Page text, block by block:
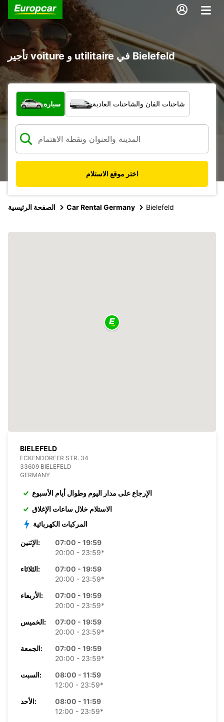
تأجير voiture و utilitaire في Bielefeld
ما نوع المركبة؟
سيارة شاحنات الفان والشاحنات العادية
اختر موقع الاستلام
الصفحة الرئيسية Car Rental Germany Bielefeld
BIELEFELD
ECKENDORFER STR. 34
33609 BIELEFELD
GERMANY
الإرجاع على مدار اليوم وطوال أيام الأسبوع
الاستلام خلال ساعات الإغلاق
المركبات الكهربائية
الإثنين:
07:00 - 19:59
20:00 - 23:59*
الثلاثاء:
07:00 - 19:59
20:00 - 23:59*
الأربعاء:
07:00 - 19:59
20:00 - 23:59*
الخميس:
07:00 - 19:59
20:00 - 23:59*
الجمعة:
07:00 - 19:59
20:00 - 23:59*
السبت:
08:00 - 11:59
12:00 - 23:59*
الأحد:
08:00 - 11:59
12:00 - 23:59*